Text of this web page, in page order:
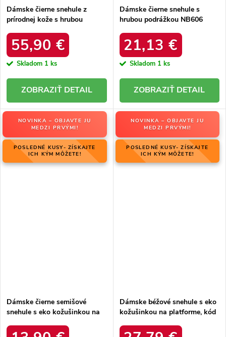
Dámske čierne snehule z
prírodnej kože s hrubou
produktu OO274A206
55,90 €
Skladom 1 ks
DETAIL
Dámske čierne snehule s
hrubou podrážkou NB606
21,13 €
Skladom 1 ks
DETAIL
NOVINKA – OBJAVTE JU
MEDZI PRVÝMI!
POSLEDNÉ KUSY- ZÍSKAJTE
ICH KÝM MÔŽETE!
Dámske čierne semišové
snehule s eko kožušinkou na
BLACK
NOVINKA – OBJAVTE JU
MEDZI PRVÝMI!
POSLEDNÉ KUSY- ZÍSKAJTE
ICH KÝM MÔŽETE!
Dámske béžové snehule s eko
kožušinkou na platforme, kód